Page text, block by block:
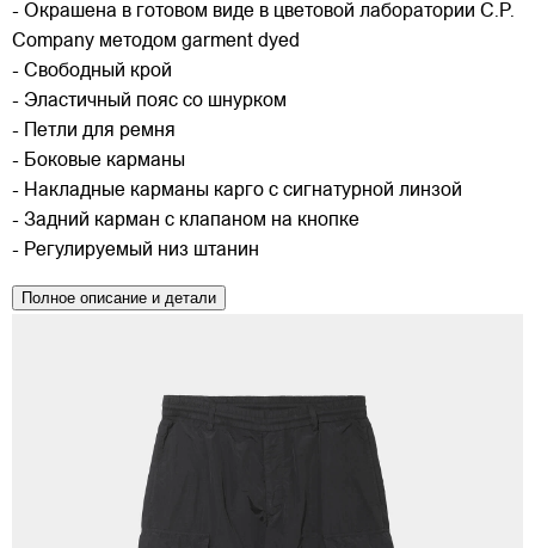
- Окрашена в готовом виде в цветовой лаборатории C.P.
Company методом garment dyed
- Свободный крой
- Эластичный пояс со шнурком
- Петли для ремня
- Боковые карманы
- Накладные карманы карго с сигнатурной линзой
- Задний карман с клапаном на кнопке
- Регулируемый низ штанин
Полное описание и детали